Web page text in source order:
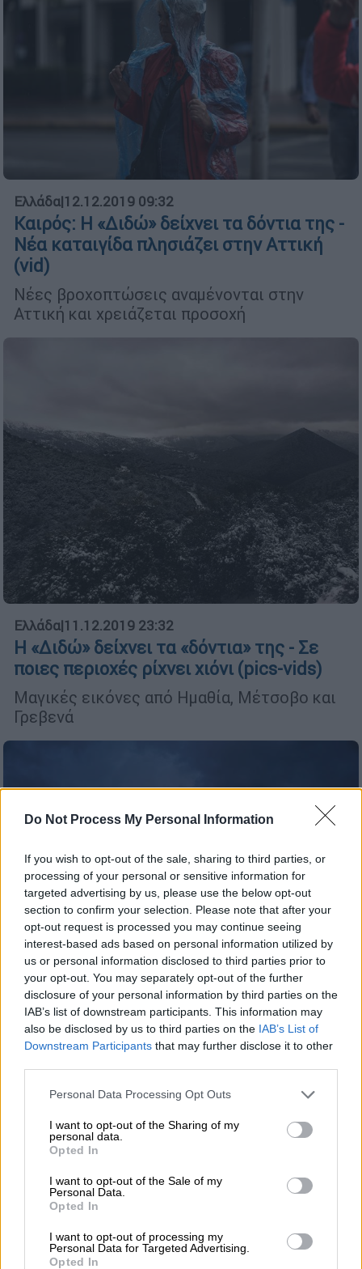
Do Not Process My Personal Information
If you wish to opt-out of the sale, sharing to third parties, or
processing of your personal or sensitive information for
targeted advertising by us, please use the below opt-out
section to confirm your selection. Please note that after your
opt-out request is processed you may continue seeing
interest-based ads based on personal information utilized by
us or personal information disclosed to third parties prior to
your opt-out. You may separately opt-out of the further
disclosure of your personal information by third parties on the
IAB’s list of downstream participants. This information may
also be disclosed by us to third parties on the IAB’s List of
Downstream Participants that may further disclose it to other
Please note that this website/app uses one or more Google
not limited to your visit or usage behaviour. You may click to
grant or deny consent to Google and its third-party tags to
use your data for below specified purposes in below Google
consent section.
Personal Data Processing Opt Outs
I want to opt-out of the Sharing of my
personal data.
Opted In
I want to opt-out of the Sale of my
Personal Data.
Opted In
I want to opt-out of processing my
Personal Data for Targeted Advertising.
Opted In
Ελλάδα|12.12.2019 09:32
Καιρός: Η «Διδώ» δείχνει τα δόντια της -
Νέα καταιγίδα πλησιάζει στην Αττική
(vid)
Νέες βροχοπτώσεις αναμένονται στην
Αττική και χρειάζεται προσοχή
Ελλάδα|11.12.2019 23:32
Η «Διδώ» δείχνει τα «δόντια» της - Σε
ποιες περιοχές ρίχνει χιόνι (pics-vids)
Μαγικές εικόνες από Ημαθία, Μέτσοβο και
Γρεβενά
Ελλάδα|11.12.2019 18:16
Καιρός: Νέες καταιγίδες έρχονται στην
Αττική - Πού αναμένονται χιόνια
Οι χιονοπτώσεις αναμένεται να
καταγραφούν σε ακόμα χαμηλότερο